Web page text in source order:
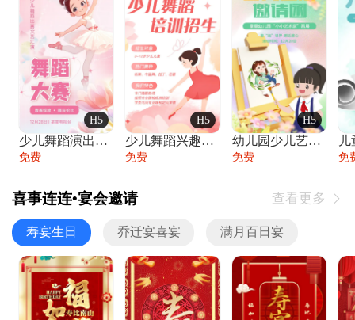
H5
少儿舞蹈演出舞蹈比赛跳舞大赛文艺汇演活动
免费
H5
少儿舞蹈兴趣班艺术培训学校招生宣传
免费
H5
幼儿园少儿艺术展览绘画展摄影作品展美术展
免费 免
喜事连连•宴会邀请 查看更多 
寿宴生日 乔迁宴喜宴 满月百日宴